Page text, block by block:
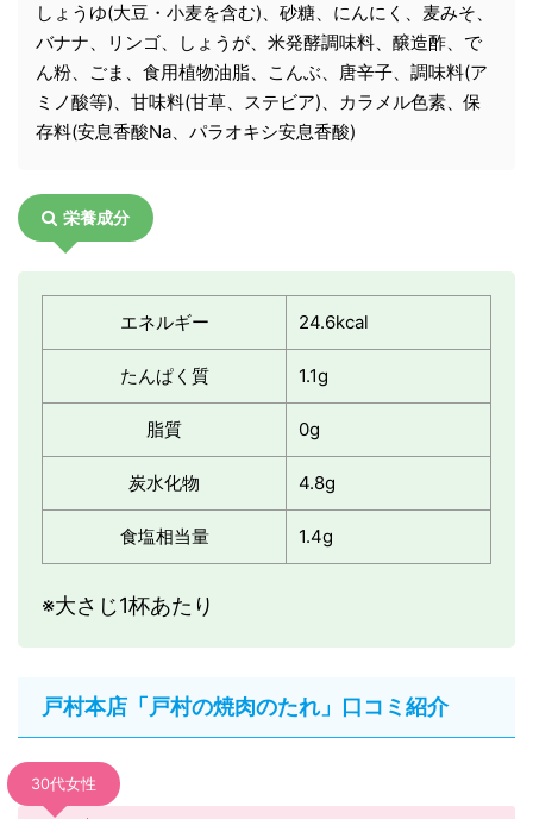
しょうゆ(大豆・小麦を含む)、砂糖、にんにく、麦みそ、
バナナ、リンゴ、しょうが、米発酵調味料、醸造酢、で
ん粉、ごま、食用植物油脂、こんぶ、唐辛子、調味料(ア
ミノ酸等)、甘味料(甘草、ステビア)、カラメル色素、保
存料(安息香酸Na、パラオキシ安息香酸)
栄養成分
エネルギー 24.6kcal
たんぱく質 1.1g
脂質 0g
炭水化物 4.8g
食塩相当量 1.4g
※大さじ1杯あたり
戸村本店「戸村の焼肉のたれ」口コミ紹介
30代女性